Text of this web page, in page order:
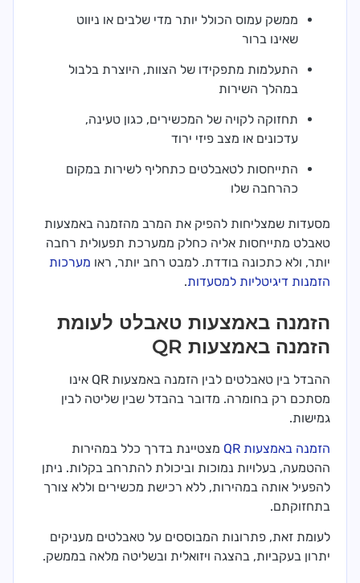
ממשק עמוס הכולל יותר מדי שלבים או ניווט
שאינו ברור
התעלמות מתפקידו של הצוות, היוצרת בלבול
במהלך השירות
תחזוקה לקויה של המכשירים, כגון טעינה,
עדכונים או מצב פיזי ירוד
התייחסות לטאבלטים כתחליף לשירות במקום
כהרחבה שלו
מסעדות שמצליחות להפיק את המרב מהזמנה באמצעות
טאבלט מתייחסות אליה כחלק ממערכת תפעולית רחבה
יותר, ולא כתכונה בודדת. למבט רחב יותר, ראו מערכות
הזמנות דיגיטליות למסעדות.
הזמנה באמצעות טאבלט לעומת
הזמנה באמצעות QR
ההבדל בין טאבלטים לבין הזמנה באמצעות QR אינו
מסתכם רק בחומרה. מדובר בהבדל שבין שליטה לבין
גמישות.
הזמנה באמצעות QR
מצטיינת בדרך כלל במהירות
ההטמעה, בעלויות נמוכות וביכולת להתרחב בקלות. ניתן
להפעיל אותה במהירות, ללא רכישת מכשירים וללא צורך
בתחזוקתם.
לעומת זאת, פתרונות המבוססים על טאבלטים מעניקים
יתרון בעקביות, בהצגה ויזואלית ובשליטה מלאה בממשק.